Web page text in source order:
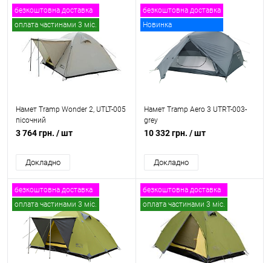
безкоштовна доставка
оплата частинами 3 міс.
Намет Tramp Wonder 2, UTLT-005
пісочний
3 764 грн. / шт
Докладно
безкоштовна доставка
Новинка
Намет Tramp Aero 3 UTRT-003-
grey
10 332 грн. / шт
Докладно
безкоштовна доставка
оплата частинами 3 міс.
безкоштовна доставка
оплата частинами 3 міс.